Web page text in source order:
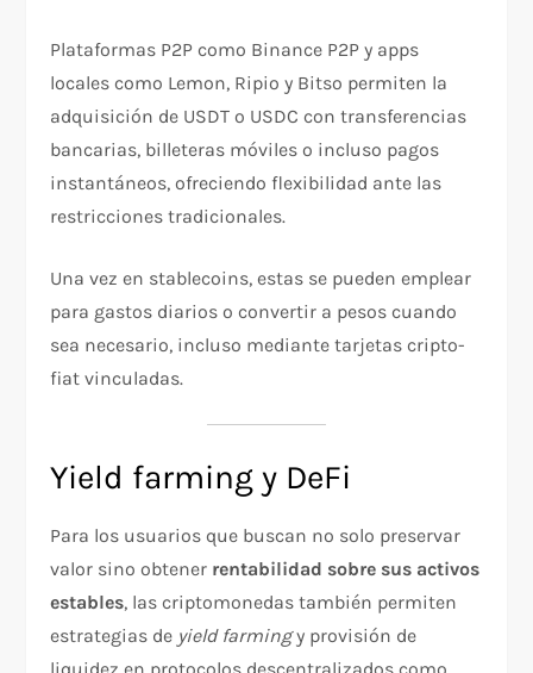
Plataformas P2P como Binance P2P y apps
locales como Lemon, Ripio y Bitso permiten la
adquisición de USDT o USDC con transferencias
bancarias, billeteras móviles o incluso pagos
instantáneos, ofreciendo flexibilidad ante las
restricciones tradicionales.
Una vez en stablecoins, estas se pueden emplear
para gastos diarios o convertir a pesos cuando
sea necesario, incluso mediante tarjetas cripto-
fiat vinculadas.
Yield farming y DeFi
Para los usuarios que buscan no solo preservar
valor sino obtener rentabilidad sobre sus activos
estables, las criptomonedas también permiten
estrategias de yield farmingy provisión de
liquidez en protocolos descentralizados como